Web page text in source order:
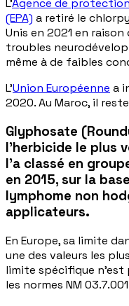
L'Agence de
(EPA) a retiré le
Unis en 2021 en
troubles
même à de faibles
L'Union Européenne a
2020. Au Maroc, il
Glyphosate
l'herbicide le plus
l'a classé en
en 2015, sur la
lymphome non
applicateurs.
En Europe, sa limite
une des valeurs les
limite spécifique n'est
les normes NM